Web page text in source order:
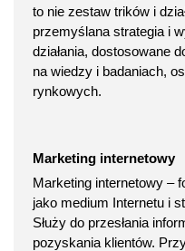
to nie zestaw trików i
przemyślana strategia i
działania, dostosowane
na wiedzy i badaniach,
rynkowych.
Marketing internetowy
Marketing internetowy –
jako medium Internetu i
Służy do przesłania
pozyskania klientów.